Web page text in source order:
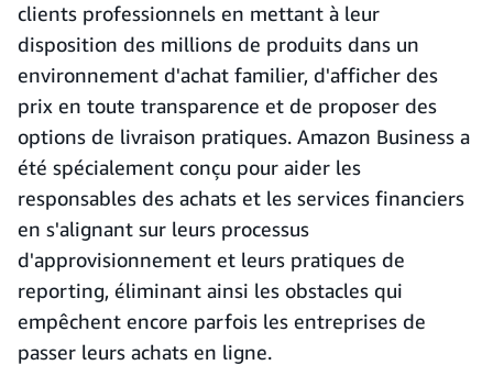
clients professionnels en mettant à leur
disposition des millions de produits dans un
environnement d'achat familier, d'afficher des
prix en toute transparence et de proposer des
options de livraison pratiques. Amazon Business a
été spécialement conçu pour aider les
responsables des achats et les services financiers
en s'alignant sur leurs processus
d'approvisionnement et leurs pratiques de
reporting, éliminant ainsi les obstacles qui
empêchent encore parfois les entreprises de
passer leurs achats en ligne.